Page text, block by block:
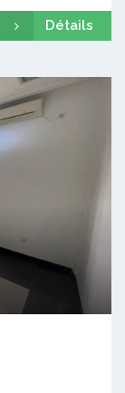
Détails